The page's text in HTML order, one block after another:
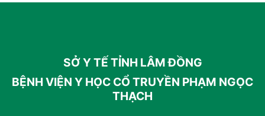
SỞ Y TẾ TỈNH LÂM ĐỒNG
BỆNH VIỆN Y HỌC CỔ TRUYỀN PHẠM NGỌC
THẠCH